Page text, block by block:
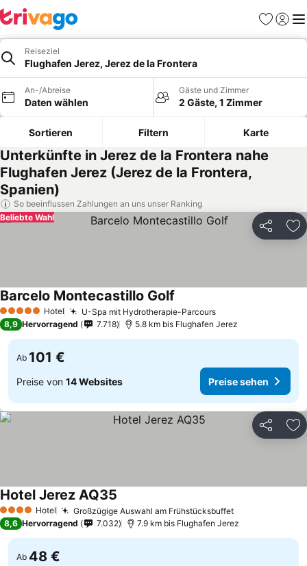
Favoriten
Reiseziel
Flughafen Jerez, Jerez de la Frontera
An-/Abreise
Daten wählen
Gäste und Zimmer
2 Gäste, 1 Zimmer
Sortieren Filtern Karte
Unterkünfte in Jerez de la Frontera nahe
Flughafen Jerez (Jerez de la Frontera,
Spanien)
So beeinflussen Zahlungen an uns unser Ranking
Teilen
Beliebte Wahl
5 Sterne Hotel U-Spa mit Hydrotherapie-Parcours
Barcelo Montecastillo Golf
8,9 Hervorragend 7.718 5.8 km bis Flughafen Jerez
Ab 101 €
Preise von 14 Websites Preise sehen
Teilen
4 Sterne Hotel Großzügige Auswahl am Frühstücksbuffet
Hotel Jerez AQ35
8,6 Hervorragend 7.032 7.9 km bis Flughafen Jerez
Ab 48 €